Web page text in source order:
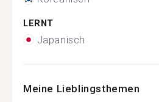
LERNT
Japanisch
Meine Lieblingsthemen